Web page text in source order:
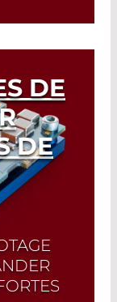
laser
diode
DE
DE